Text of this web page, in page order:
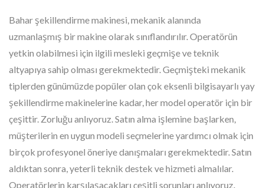
Bahar şekillendirme makinesi, mekanik alanında
uzmanlaşmış bir makine olarak sınıflandırılır. Operatörün
yetkin olabilmesi için ilgili mesleki geçmişe ve teknik
altyapıya sahip olması gerekmektedir. Geçmişteki mekanik
tiplerden günümüzde popüler olan çok eksenli bilgisayarlı yay
şekillendirme makinelerine kadar, her model operatör için bir
çeşittir. Zorluğu anlıyoruz. Satın alma işlemine başlarken,
müşterilerin en uygun modeli seçmelerine yardımcı olmak için
birçok profesyonel öneriye danışmaları gerekmektedir. Satın
aldıktan sonra, yeterli teknik destek ve hizmeti almalılar.
Operatörlerin karşılaşacakları çeşitli sorunları anlıyoruz.